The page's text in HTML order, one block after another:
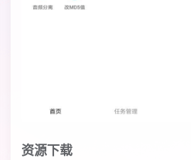
资源下载